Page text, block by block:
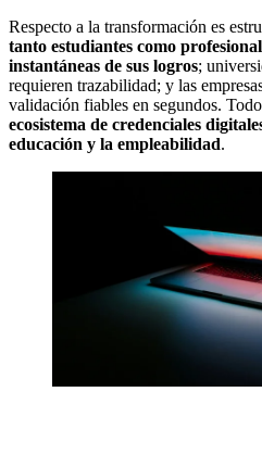
Respecto a la transformación es
tanto estudiantes como
instantáneas de sus logros;
requieren trazabilidad; y las
validación fiables en segundos.
ecosistema de credenciales
educación y la empleabilidad.